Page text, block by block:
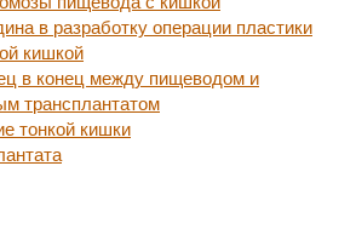
в разработку операции пластики
кишкой
в конец между пищеводом и
трансплантатом
тонкой кишки